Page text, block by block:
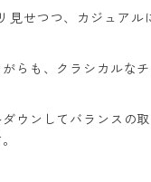
せつつ、カジュアル
も、クラシカルな
ウンしてバランスの